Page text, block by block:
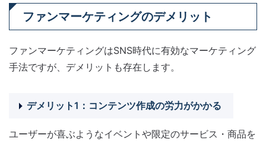
ファンマーケティングのデメリット
ファンマーケティングはSNS時代に有効なマーケティング
手法ですが、デメリットも存在します。
デメリット1：コンテンツ作成の労力がかかる
ユーザーが喜ぶようなイベントや限定のサービス・商品を